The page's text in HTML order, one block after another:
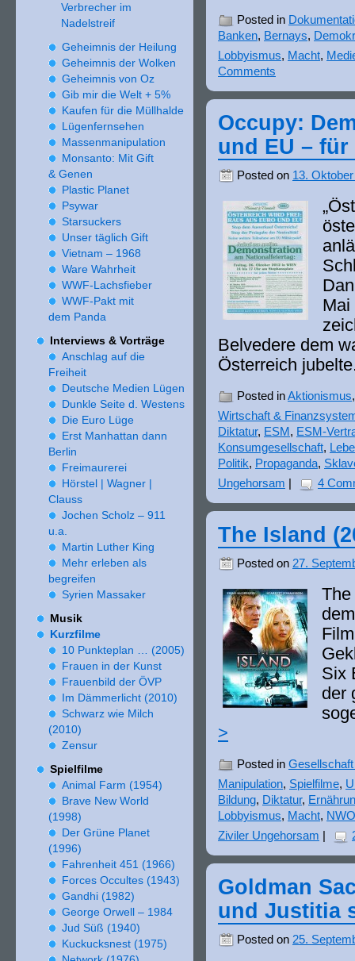
Posted in
Banken, Bernays,
Lobbyismus, Macht,
Comments
Occupy:
und EU –
Posted on 13.
Mai
Belvedere dem
Österreich
Posted inAktionismus
Wirtschaft &
Diktatur, ESM , ESM-
Konsumgesellschaft,
Politik, Propaganda,
Ungehorsam
4
The Island (
Posted on 27.
Six
der
>
Posted in
Manipulation, Spielfilme,
Bildung, Diktatur,
Lobbyismus, Macht, NWO
Ziviler Ungehorsam
Goldman
und Justitia
Posted on 25.
Verbrecher im
Nadelstreif
Geheimnis der Heilung
Geheimnis der Wolken
Geheimnis von Oz
Gib mir die Welt +5%
Kaufen für die Müllhalde
Lügenfernsehen
Massenmanipulation
Monsanto: Mit Gift
& Genen
Plastic Planet
Psywar
Starsuckers
Unser täglich Gift
Vietnam – 1968
Ware Wahrheit
WWF-Lachsfieber
WWF-Pakt mit
dem Panda
Interviews & Vorträge
Anschlag auf die
Freiheit
Deutsche Medien Lügen
Dunkle Seite d. Westens
Die Euro Lüge
Erst Manhattan dann
Berlin
Freimaurerei
Hörstel | Wagner |
Clauss
Jochen Scholz –911
u.a.
Martin Luther King
Mehr erleben als
begreifen
Syrien Massaker
Musik
Kurzfilme
10 Punkteplan … (2005)
Frauen in der Kunst
Frauenbild der ÖVP
Im Dämmerlicht (2010)
Schwarz wie Milch
(2010)
Zensur
Spielfilme
Animal Farm (1954)
Brave New World
(1998)
Der Grüne Planet
(1996)
Fahrenheit451 (1966)
Forces Occultes (1943)
Gandhi (1982)
George Orwell – 1984
Jud Süß (1940)
Kuckucksnest (1975)